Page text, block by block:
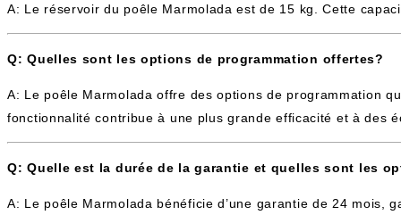
A: Le réservoir du poêle Marmolada est de 15 kg. Cette
Q: Quelles sont les options de programmation offertes?
A: Le poêle Marmolada offre des options de programmation
fonctionnalité contribue à une plus grande efficacité et à des
Q: Quelle est la durée de la garantie et quelles sont les
A: Le poêle Marmolada bénéficie d’une garantie de 24 mois,